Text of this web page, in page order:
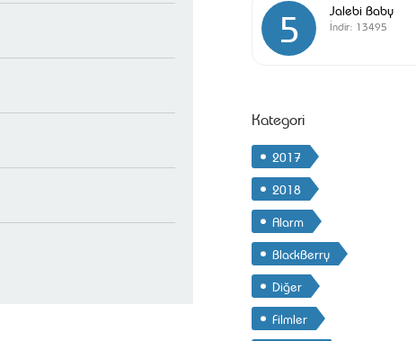
5 Jalebi Baby
İndir: 13495
Kategori
2017
2018
Alarm
BlackBerry
Diğer
Filmler